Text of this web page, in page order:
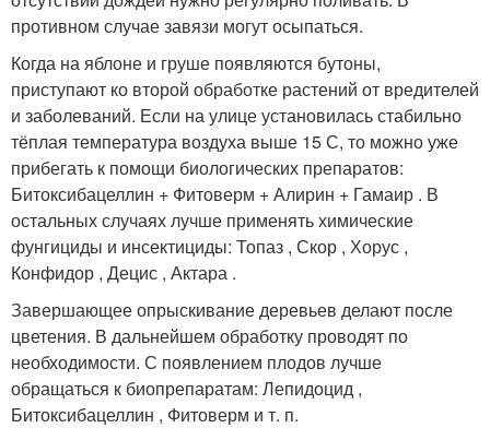
противном случае завязи могут осыпаться.
Когда на яблоне и груше появляются бутоны,
приступают ко второй обработке растений от вредителей
и заболеваний. Если на улице установилась стабильно
тёплая температура воздуха выше 15 С, то можно уже
прибегать к помощи биологических препаратов:
Битоксибацеллин + Фитоверм + Алирин + Гамаир . В
остальных случаях лучше применять химические
фунгициды и инсектициды: Топаз , Скор , Хорус ,
Конфидор , Децис , Актара .
Завершающее опрыскивание деревьев делают после
цветения. В дальнейшем обработку проводят по
необходимости. С появлением плодов лучше
обращаться к биопрепаратам: Лепидоцид ,
Битоксибацеллин , Фитоверм и т. п.